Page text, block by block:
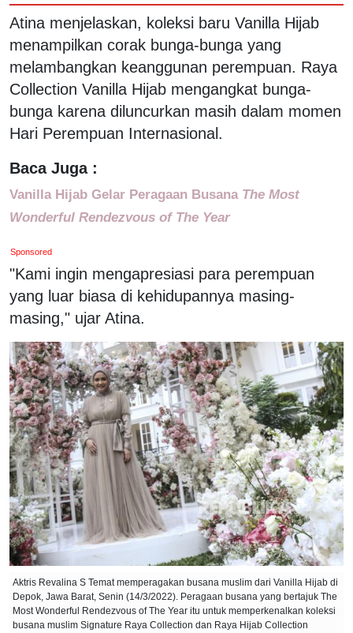
Atina menjelaskan, koleksi baru Vanilla Hijab
menampilkan corak bunga-bunga yang
melambangkan keanggunan perempuan. Raya
Collection Vanilla Hijab mengangkat bunga-
bunga karena diluncurkan masih dalam momen
Hari Perempuan Internasional.
Baca Juga :
Vanilla Hijab Gelar Peragaan Busana The Most
Wonderful Rendezvous of The Year
Sponsored
"Kami ingin mengapresiasi para perempuan
yang luar biasa di kehidupannya masing-
masing," ujar Atina.
Aktris Revalina S Temat memperagakan busana muslim dari Vanilla Hijab di
Depok, Jawa Barat, Senin (14/3/2022). Peragaan busana yang bertajuk The
Most Wonderful Rendezvous of The Year itu untuk memperkenalkan koleksi
busana muslim Signature Raya Collection dan Raya Hijab Collection